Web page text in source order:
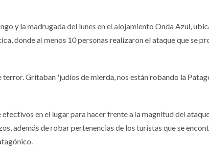
y la madrugada del lunes en el alojamiento Onda Azul,
donde al menos 10 personas realizaron el ataque que se
terror. Gritaban 'judíos de mierda, nos están robando la
en el lugar para hacer frente a la magnitud del
además de robar pertenencias de los turistas que se